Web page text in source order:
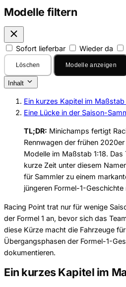
Modelle filtern
Sofort lieferbar Wieder da
Löschen Modelle anzeigen
Inhalt
Ein kurzes Kapitel im Maßstab
Eine Lücke in der Saison-
TL;DR: Minichamps fertigt
Rennwagen der frühen
Modelle im Maßstab 1:18.
kurze Zeit unter diesem
für Sammler zu einem
jüngeren Formel-1-Geschichte
Racing Point trat nur für wenige
der Formel 1 an, bevor sich das
diese Kürze macht die Fahrzeuge
Übergangsphasen der Formel-1-
dokumentieren.
Ein kurzes Kapitel im